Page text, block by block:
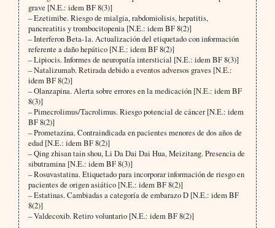
grave [N.E.: idem BF 8(3)]
– Ezetimibe. Riesgo de mialgia, rabdomiolisis, hepatitis,
pancreatitis y trombocitopenia [N.E.: idem BF 8(2)]
– Interferon Beta-1a. Actualización del etiquetado con información
referente a daño hepático [N.E.: idem BF 8(2)]
– Lipiocis. Informes de neuropatía intersticial [N.E.: idem BF 8(3)]
– Natalizumab. Retirada debido a eventos adversos graves [N.E.:
idem BF 8(2)]
– Olanzapina. Alerta sobre errores en la medicación [N.E.: idem BF
8(3)]
– Pimecrolimus/Tacrolimus. Riesgo potencial de cáncer [N.E.: idem
BF 8(2)]
– Prometazina. Contraindicada en pacientes menores de dos años de
edad [N.E.: idem BF 8(2)]
– Qing zhisan tain shou, Li Da Dai Dai Hua, Meizitang. Presencia de
sibutramina [N.E.: idem BF 8(3)]
– Rosuvastatina. Etiquetado para incorporar información de riesgo en
pacientes de origen asiático [N.E.: idem BF 8(2)]
– Estatinas. Cambiadas a categoría de embarazo D [N.E.: idem BF
8(2)]
– Valdecoxib. Retiro voluntario [N.E.: idem BF 8(2)]